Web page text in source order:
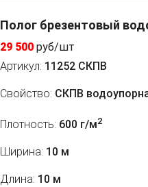
Полог брезентовый
29 500 руб/шт
Артикул: 11252 СКПВ
Свойство: СКПВ
Плотность: 600 г/м2
Ширина: 10 м
Длина: 10 м